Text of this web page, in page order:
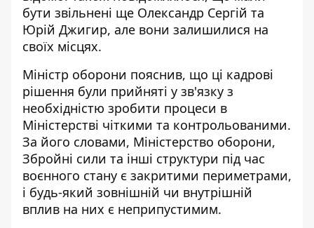
бути звільнені ще Олександр Сергій та
Юрій Джигир, але вони залишилися на
своїх місцях.
Міністр оборони пояснив, що ці кадрові
рішення були прийняті у зв'язку з
необхідністю зробити процеси в
Міністерстві чіткими та контрольованими.
За його словами, Міністерство оборони,
Збройні сили та інші структури під час
воєнного стану є закритими периметрами,
і будь-який зовнішній чи внутрішній
вплив на них є неприпустимим.